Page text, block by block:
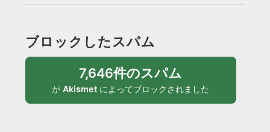
ブロックしたスパム
7,646件のスパム
がAkismet によってブロックされました